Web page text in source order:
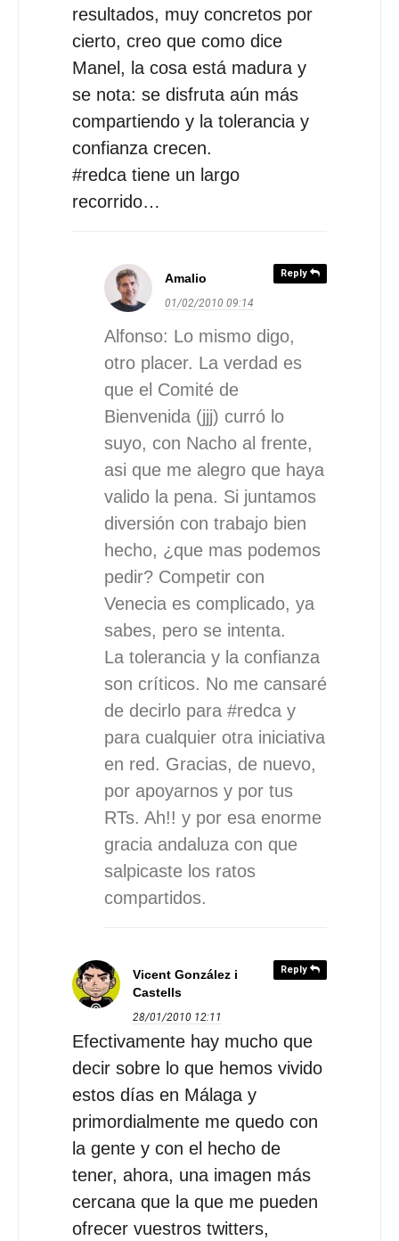
resultados, muy concretos por
cierto, creo que como dice
Manel, la cosa está madura y
se nota: se disfruta aún más
compartiendo y la tolerancia y
confianza crecen.
#redca tiene un largo
recorrido…
Reply
Amalio
01/02/2010 09:14
Alfonso: Lo mismo digo,
otro placer. La verdad es
que el Comité de
Bienvenida (jjj) curró lo
suyo, con Nacho al frente,
asi que me alegro que haya
valido la pena. Si juntamos
diversión con trabajo bien
hecho, ¿que mas podemos
pedir? Competir con
Venecia es complicado, ya
sabes, pero se intenta.
La tolerancia y la confianza
son críticos. No me cansaré
de decirlo para #redca y
para cualquier otra iniciativa
en red. Gracias, de nuevo,
por apoyarnos y por tus
RTs. Ah!! y por esa enorme
gracia andaluza con que
salpicaste los ratos
compartidos.
Reply
Vicent González i
Castells
28/01/2010 12:11
Efectivamente hay mucho que
decir sobre lo que hemos vivido
estos días en Málaga y
primordialmente me quedo con
la gente y con el hecho de
tener, ahora, una imagen más
cercana que la que me pueden
ofrecer vuestros twitters,